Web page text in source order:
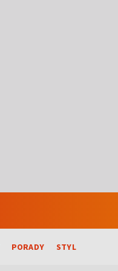
PORADY STYL